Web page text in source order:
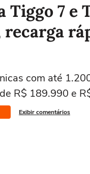
Tiggo 7 e
com até
R$ 189.990 e
Exibir comentários